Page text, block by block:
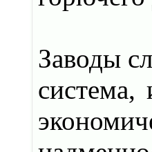
Заводы
система,